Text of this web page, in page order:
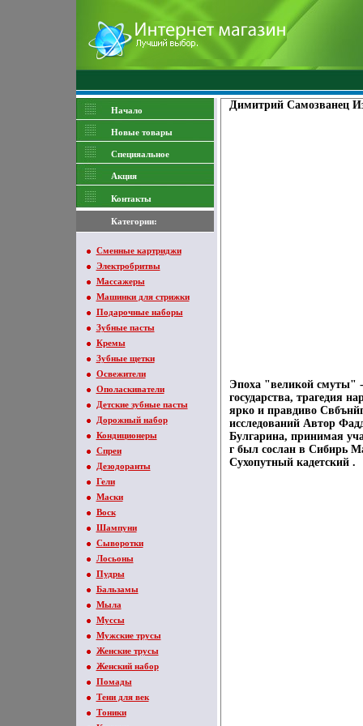
Начало
Новые товары
Специяальное
Акция
Контакты
Категории:
Сменные картриджи
Электробритвы
Массажеры
Машинки для стрижки
Подарочные наборы
Зубные пасты
Кремы
Зубные щетки
Освежители
Ополаскиватели
Детские зубные пасты
Дорожный набор
Кондиционеры
Спреи
Дезодоранты
Гели
Маски
Воск
Шампуни
Сыворотки
Лосьоны
Пудры
Бальзамы
Мыла
Муссы
Мужские трусы
Женские трусы
Женский набор
Помады
Тени для век
Тоники
Димитрий Самозванец
Эпоха "великой смуты"
государства, трагедия
ярко и правдиво
исследований Автор
Булгарина, принимая
г был сослан в Сибирь
Сухопутный кадетский .